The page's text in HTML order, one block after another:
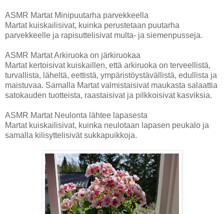
ASMR Martat Minipuutarha parvekkeella
Martat kuiskailisivat, kuinka perustetaan puutarha
parvekkeelle ja rapisuttelisivat multa- ja siemenpusseja.
ASMR Martat Arkiruoka on järkiruokaa
Martat kertoisivat kuiskaillen, että arkiruoka on terveellistä,
turvallista, läheltä, eettistä, ympäristöystävällistä, edullista ja
maistuvaa. Samalla Martat valmistaisivat maukasta salaattia
satokauden tuotteista, raastaisivat ja pilkkoisivat kasviksia.
ASMR Martat Neulonta lähtee lapasesta
Martat kuiskailisivat, kuinka neulotaan lapasen peukalo ja
samalla kilisyttelisivät sukkapuikkoja.